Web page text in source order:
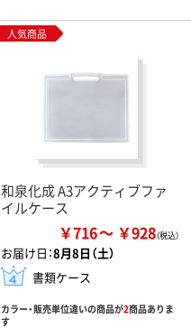
人気商品
和泉化成 A3アクティブファ
イルケース
￥716 ￥928
お届け日：8月8日（土）
書類ケース
カラー・販売単位違いの商品が2商品ありま
す